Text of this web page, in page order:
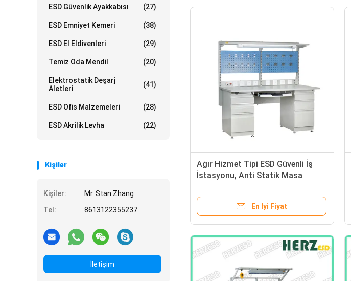
ESD Güvenlik Ayakkabısı (27)
ESD Emniyet Kemeri (38)
ESD El Eldivenleri (29)
Temiz Oda Mendil (20)
Elektrostatik Deşarj
Aletleri
(41)
ESD Ofis Malzemeleri (28)
ESD Akrilik Levha (22)
Kişiler
Kişiler:
Mr. Stan Zhang
Tel:
8613122355237
İletişim
Ağır Hizmet Tipi ESD Güvenli İş
İstasyonu, Anti Statik Masa
En Iyi Fiyat